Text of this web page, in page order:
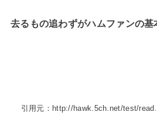
去るもの追わずがハムファンの基
引用元：http://hawk.5ch.net/test/